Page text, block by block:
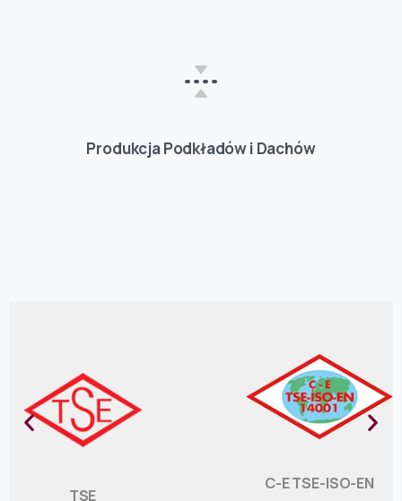
Produkcja Podkładów i Dachów
TSE
C-E TSE-ISO-EN